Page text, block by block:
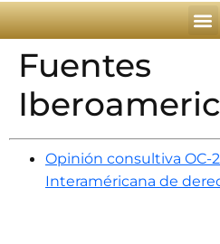
Fuentes
Opinión consultiva OC-
Interaméricana de